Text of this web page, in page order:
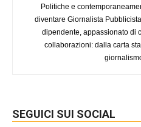
Politiche e
diventare Giornalista
dipendente, appassionato di
collaborazioni: dalla carta
SEGUICI SUI SOCIAL